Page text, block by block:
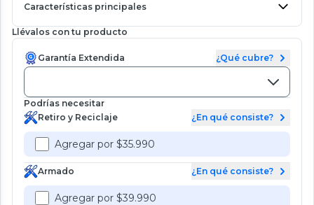
Características principales
Llévalos con tu producto
Garantía Extendida ¿Qué cubre?
Podrías necesitar
Retiro y Reciclaje
¿En qué consiste?
Agregar por $35.990
Armado ¿En qué consiste?
Agregar por $39.990